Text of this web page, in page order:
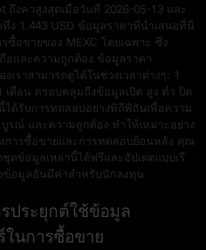
ถึงค่าสูงสุดเมื่อวันที่ 2026-05-13 และ
ง 1.443 USD ข้อมูลราคาที่นำเสนอที่นี่
ซื้อขายของ MEXC โดยเฉพาะ ซึ่ง
อและความถูกต้อง ข้อมูลราคา
เราสามารถดูได้ในช่วงเวลาต่างๆ: 1
เดือน ครอบคลุมถึงข้อมูลเปิด สูง ต่ำ ปิด
ด้รับการทดสอบอย่างพิถีพิถันเพื่อความ
รณ์ และความถูกต้อง ทำให้เหมาะอย่าง
การซื้อขายและการทดสอบย้อนหลัง คุณ
ดข้อมูลเหล่านี้ได้ฟรีและอัปเดตแบบเรี
ข้อมูลอันมีค่าสำหรับนักลงทุน
ประยุกต์ใช้ข้อมูล
ในการซื้อขาย